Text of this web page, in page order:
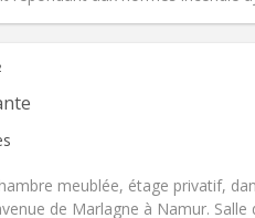
meublée, étage privatif,
de Marlagne à Namur. Salle
bathroom